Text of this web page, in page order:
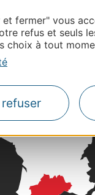
fermer" vous
refus et seuls
choix à tout
refuser
de cette
Hautes